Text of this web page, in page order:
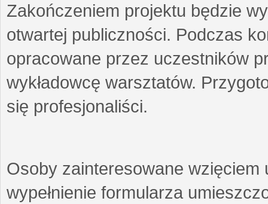
Zakończeniem projektu będzie
otwartej publiczności. Podczas
opracowane przez uczestników
wykładowcę warsztatów.
się profesjonaliści.
Osoby zainteresowane wzięciem
wypełnienie formularza